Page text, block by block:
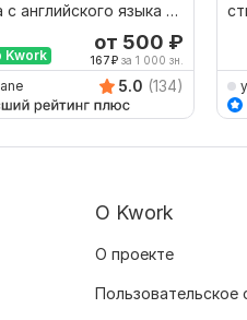
с английского языка на
Kwork
от 500 ₽
167₽ за 1 000 зн.
5.0 (134)
О Kwork
О проекте
Пользовательское